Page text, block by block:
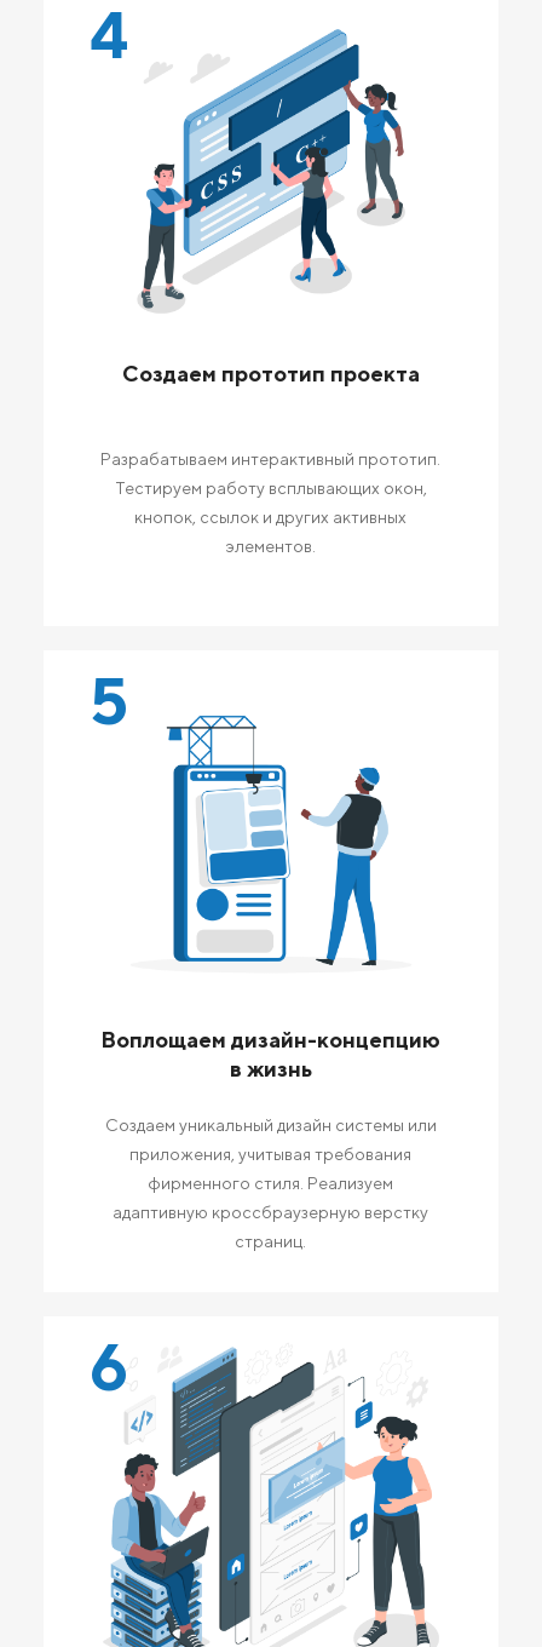
4
Создаем прототип проекта
Разрабатываем интерактивный прототип.
Тестируем работу всплывающих окон,
кнопок, ссылок и других активных
элементов.
5
Воплощаем дизайн-концепцию
в жизнь
Создаем уникальный дизайн системы или
приложения, учитывая требования
фирменного стиля. Реализуем
адаптивную кроссбраузерную верстку
страниц.
6